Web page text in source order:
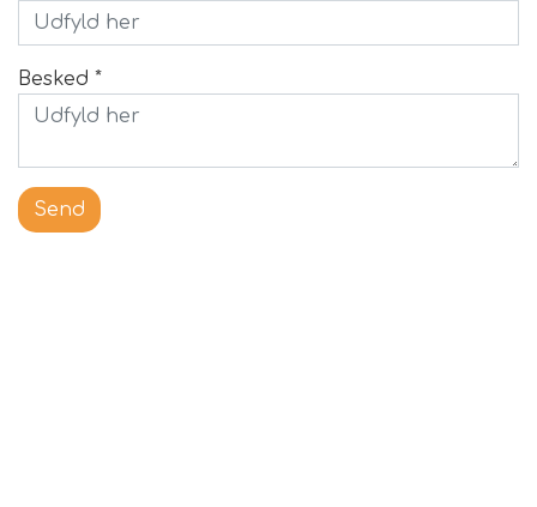
FODER & FODER
TILSKUD
Besked *
Send